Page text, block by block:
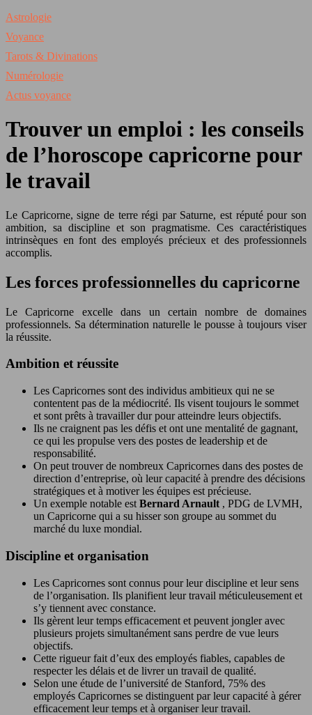
Astrologie
Voyance
Tarots & Divinations
Numérologie
Actus voyance
Trouver un emploi : les conseils
de l’horoscope capricorne pour
le travail
Le Capricorne, signe de terre régi par Saturne, est réputé pour son
ambition, sa discipline et son pragmatisme. Ces caractéristiques
intrinsèques en font des employés précieux et des professionnels
accomplis.
Les forces professionnelles du capricorne
Le Capricorne excelle dans un certain nombre de domaines
professionnels. Sa détermination naturelle le pousse à toujours viser
la réussite.
Ambition et réussite
Les Capricornes sont des individus ambitieux qui ne se
contentent pas de la médiocrité. Ils visent toujours le sommet
et sont prêts à travailler dur pour atteindre leurs objectifs.
Ils ne craignent pas les défis et ont une mentalité de gagnant,
ce qui les propulse vers des postes de leadership et de
responsabilité.
On peut trouver de nombreux Capricornes dans des postes de
direction d’entreprise, où leur capacité à prendre des décisions
stratégiques et à motiver les équipes est précieuse.
Un exemple notable est Bernard Arnault , PDG de LVMH,
un Capricorne qui a su hisser son groupe au sommet du
marché du luxe mondial.
Discipline et organisation
Les Capricornes sont connus pour leur discipline et leur sens
de l’organisation. Ils planifient leur travail méticuleusement et
s’y tiennent avec constance.
Ils gèrent leur temps efficacement et peuvent jongler avec
plusieurs projets simultanément sans perdre de vue leurs
objectifs.
Cette rigueur fait d’eux des employés fiables, capables de
respecter les délais et de livrer un travail de qualité.
Selon une étude de l’université de Stanford, 75% des
employés Capricornes se distinguent par leur capacité à gérer
efficacement leur temps et à organiser leur travail.